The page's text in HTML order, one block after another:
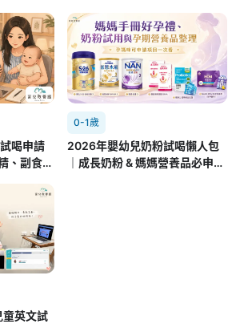
喝申請
、副食品
0-1歲
2026年嬰幼兒奶粉試喝懶人包
｜成長奶粉 & 媽媽營養品必申請
英文試